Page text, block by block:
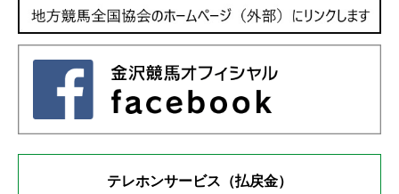
テレホンサービス（払戻金）